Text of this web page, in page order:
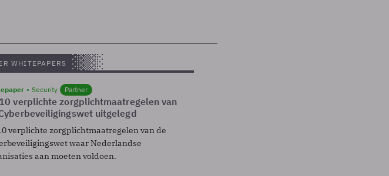
WHITEPAPERS
Security Partner
verplichte zorgplichtmaatregelen van
uitgelegd
verplichte zorgplichtmaatregelen van de
waar Nederlandse
aan moeten voldoen.